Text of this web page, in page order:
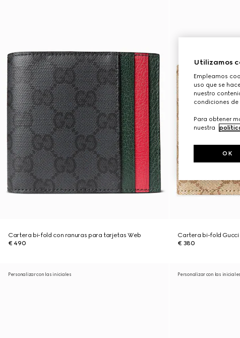
Cartera bi-fold con ranuras para tarjetas Web
€ 490
Cartera bi-fold Gucci
€ 380
Personalizar con las iniciales Personalizar con las iniciales
Utilizamos
Empleamos
uso que se
nuestro
condiciones de
Para obtener
nuestra
OK